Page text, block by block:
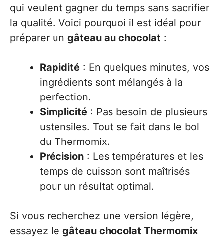
qui veulent gagner du temps sans sacrifier
la qualité. Voici pourquoi il est idéal pour
préparer un gâteau au chocolat :
Rapidité : En quelques minutes, vos
ingrédients sont mélangés à la
perfection.
Simplicité : Pas besoin de plusieurs
ustensiles. Tout se fait dans le bol
du Thermomix.
Précision : Les températures et les
temps de cuisson sont maîtrisés
pour un résultat optimal.
Si vous recherchez une version légère,
essayez le gâteau chocolat Thermomix